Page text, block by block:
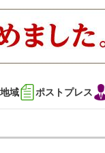
域 ポストプレス